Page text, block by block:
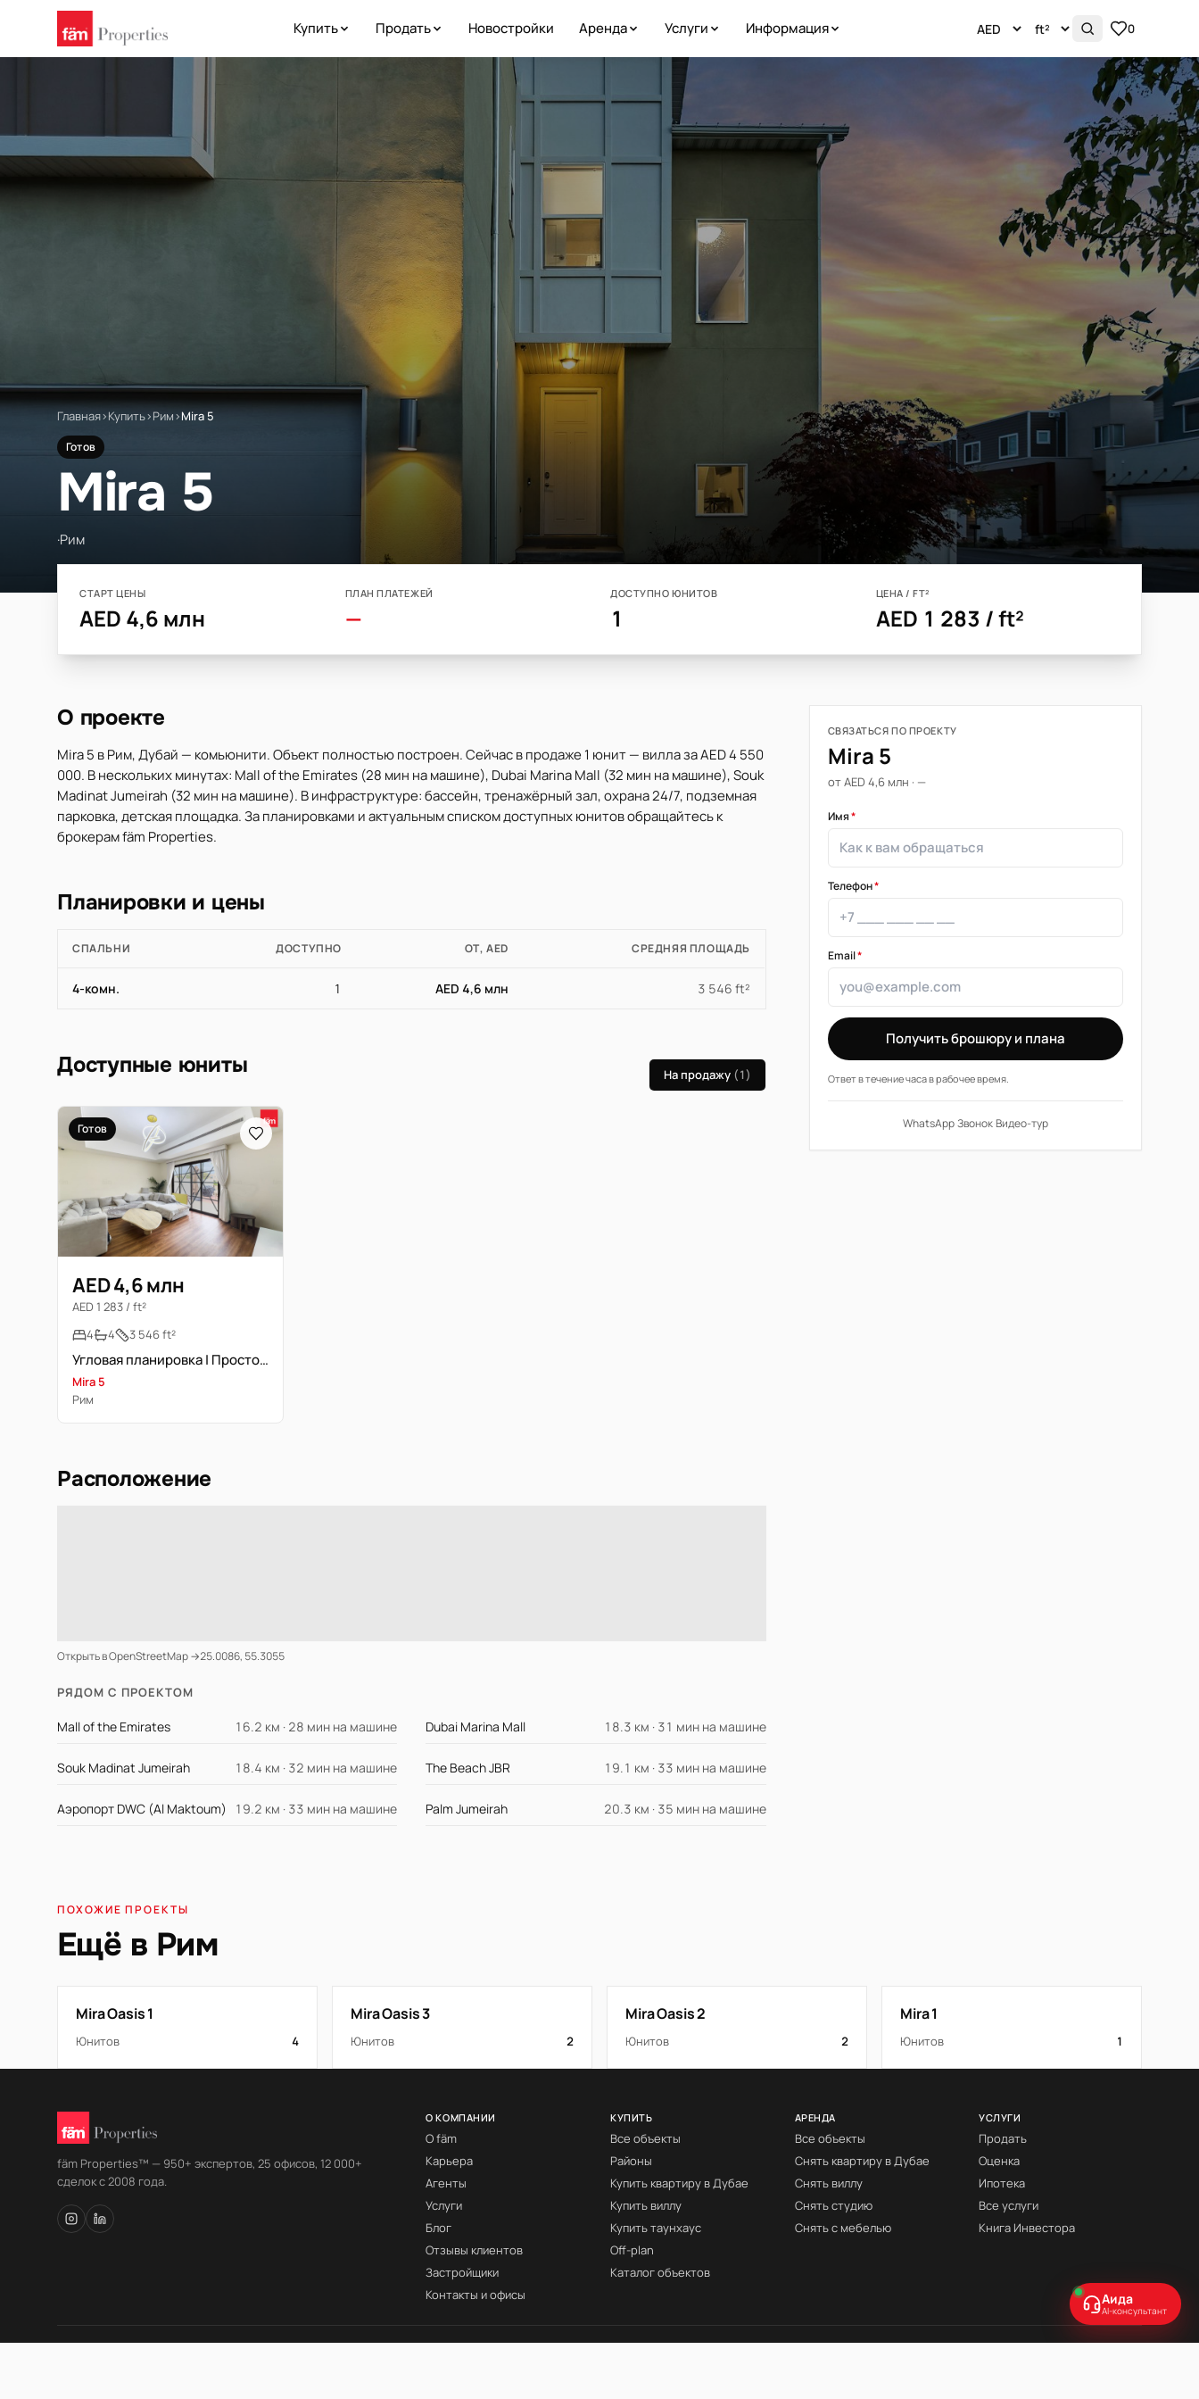
Купить Продать Новостройки Аренда Услуги Информация 0
Главная›Купить›Рим›Mira 5
Готов
Mira 5
·Рим
СТАРТ ЦЕНЫ
AED 4,6 млн
ПЛАН ПЛАТЕЖЕЙ
—
ДОСТУПНО ЮНИТОВ
1
ЦЕНА / FT²
AED 1 283 / ft²
О проекте
Mira 5 в Рим, Дубай — комьюнити. Объект полностью построен. Сейчас в продаже 1 юнит — вилла за AED 4 550
000. В нескольких минутах: Mall of the Emirates (28 мин на машине), Dubai Marina Mall (32 мин на машине), Souk
Madinat Jumeirah (32 мин на машине). В инфраструктуре: бассейн, тренажёрный зал, охрана 24/7, подземная
парковка, детская площадка. За планировками и актуальным списком доступных юнитов обращайтесь к
брокерам fäm Properties.
Планировки и цены
СПАЛЬНИ ДОСТУПНО ОТ, AED СРЕДНЯЯ ПЛОЩАДЬ
4-комн. 1 AED 4,6 млн 3 546 ft²
Доступные юниты На продажу (1)
Готов
AED 4,6 млн
AED 1 283 / ft²
4
4 3 546 ft²
Угловая планировка | Просторная | Первый ряд
Mira 5
Рим
Расположение
Открыть в OpenStreetMap →25.0086, 55.3055
РЯДОМ С ПРОЕКТОМ
Mall of the Emirates 16.2 км · 28 мин на машине Dubai Marina Mall 18.3 км · 31 мин на машине
Souk Madinat Jumeirah 18.4 км · 32 мин на машине The Beach JBR 19.1 км · 33 мин на машине
Аэропорт DWC (Al Maktoum) 19.2 км · 33 мин на машине Palm Jumeirah 20.3 км · 35 мин на машине
СВЯЗАТЬСЯ ПО ПРОЕКТУ
Mira 5
от AED 4,6 млн · —
Имя*
Телефон*
Email*
Получить брошюру и плана
Ответ в течение часа в рабочее время.
WhatsApp·Звонок·Видео-тур
ПОХОЖИЕ ПРОЕКТЫ
Ещё в Рим
Mira Oasis 1
Юнитов 4
Mira Oasis 3
Юнитов 2
Mira Oasis 2
Юнитов 2
Mira 1
Юнитов 1
Аида
AI-консультант
fäm Properties™ — 950+ экспертов, 25 офисов, 12 000+
сделок с 2008 года.
О КОМПАНИИ
О fäm
Карьера
Агенты
Услуги
Блог
Отзывы клиентов
Застройщики
Контакты и офисы
КУПИТЬ
Все объекты
Районы
Купить квартиру в Дубае
Купить виллу
Купить таунхаус
Off-plan
Каталог объектов
АРЕНДА
Все объекты
Снять квартиру в Дубае
Снять виллу
Снять студию
Снять с мебелью
УСЛУГИ
Продать
Оценка
Ипотека
Все услуги
Книга Инвестора